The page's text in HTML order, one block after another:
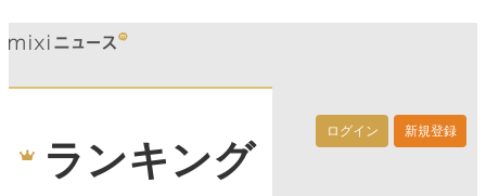
ログイン 新規登録
ランキング